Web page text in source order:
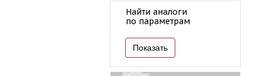
Найти аналоги
по параметрам